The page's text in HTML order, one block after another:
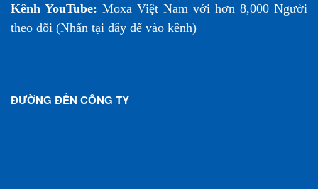
Kênh YouTube: Moxa Việt Nam với hơn 8,000 Người
theo dõi (Nhấn tại đây để vào kênh)
ĐƯỜNG ĐẾN CÔNG TY